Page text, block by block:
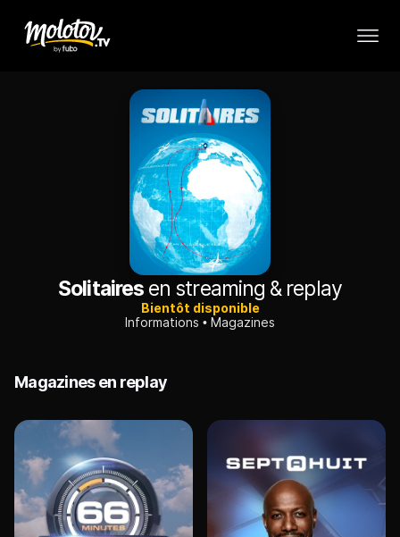
Solitaires en streaming & replay
Bientôt disponible
Informations
Magazines
Magazines en replay